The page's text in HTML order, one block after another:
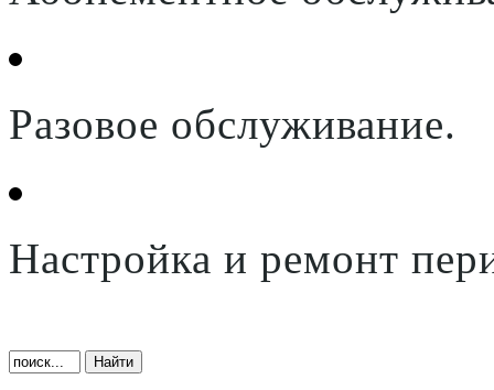
Разовое обслуживание.
Настройка и ремонт